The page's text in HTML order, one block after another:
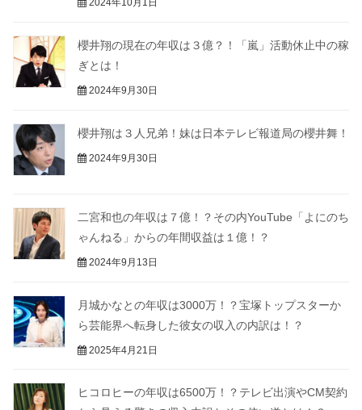
2024年10月1日
櫻井翔の現在の年収は３億？！「嵐」活動休止中の稼
ぎとは！
2024年9月30日
櫻井翔は３人兄弟！妹は日本テレビ報道局の櫻井舞！
2024年9月30日
二宮和也の年収は７億！？その内YouTube「よにのち
ゃんねる」からの年間収益は１億！？
2024年9月13日
月城かなとの年収は3000万！？宝塚トップスターか
ら芸能界へ転身した彼女の収入の内訳は！？
2025年4月21日
ヒコロヒーの年収は6500万！？テレビ出演やCM契約